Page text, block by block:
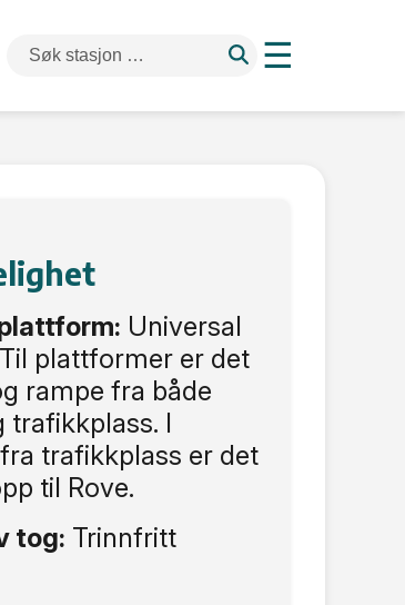
☰
Universal
plattformer er det
rampe fra både
trafikkplass. I
trafikkplass er det
til Rove.
tog: Trinnfritt